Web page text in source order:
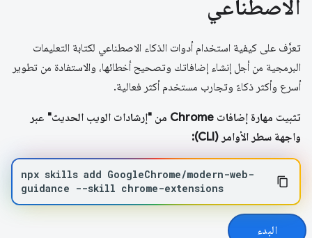
الاصطناعي
تعرَّف على كيفية استخدام أدوات الذكاء الاصطناعي لكتابة التعليمات
البرمجية من أجل إنشاء إضافاتك وتصحيح أخطائها، والاستفادة من تطوير
أسرع وأكثر ذكاءً وتجارب مستخدم أكثر فعالية.
تثبيت مهارة إضافات Chrome من "إرشادات الويب الحديث" عبر
واجهة سطر الأوامر (CLI):
npx skills add GoogleChrome/modern-web-
guidance --skill chrome-extensions
البدء